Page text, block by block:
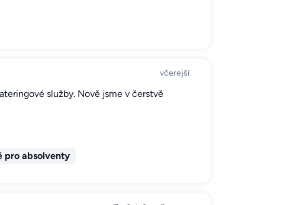
včerejší
služby. Nově jsme v čerstvě
pro absolventy